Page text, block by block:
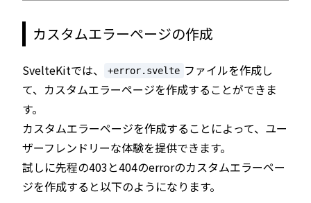
カスタムエラーページの作成
SvelteKitでは、 +error.svelte ファイルを作成し
て、カスタムエラーページを作成することができま
す。
カスタムエラーページを作成することによって、ユー
ザーフレンドリーな体験を提供できます。
試しに先程の403と404のerrorのカスタムエラーペー
ジを作成すると以下のようになります。